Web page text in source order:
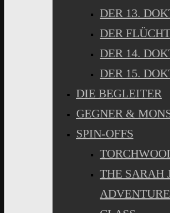
DER 13.
DER
DER 14.
DER 15.
DIE BEGLEITER
GEGNER &
SPIN-OFFS
THE SARAH